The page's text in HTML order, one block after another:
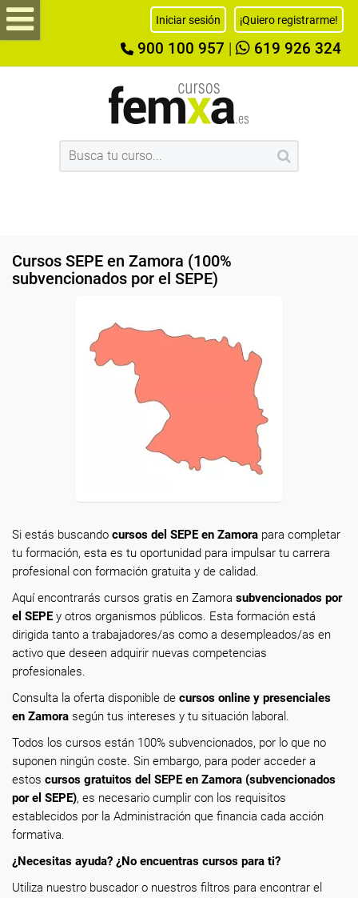
Iniciar sesión ¡Quiero registrarme!
900 100 957 619 926 324
Cursos SEPE en Zamora (100%
subvencionados por el SEPE)
Si estás buscando cursos del SEPE en Zamora para completar
tu formación, esta es tu oportunidad para impulsar tu carrera
profesional con formación gratuita y de calidad.
Aquí encontrarás cursos gratis en Zamora subvencionados por
el SEPEy otros organismos públicos. Esta formación está
dirigida tanto a trabajadores/as como a desempleados/as en
activo que deseen adquirir nuevas competencias
profesionales.
Consulta la oferta disponible de cursos online y presenciales
en Zamora según tus intereses y tu situación laboral.
Todos los cursos están 100% subvencionados, por lo que no
suponen ningún coste. Sin embargo, para poder acceder a
estos cursos gratuitos del SEPE en Zamora (subvencionados
por el SEPE), es necesario cumplir con los requisitos
establecidos por la Administración que financia cada acción
formativa.
¿Necesitas ayuda? ¿No encuentras cursos para ti?
Utiliza nuestro buscador o nuestros filtros para encontrar el